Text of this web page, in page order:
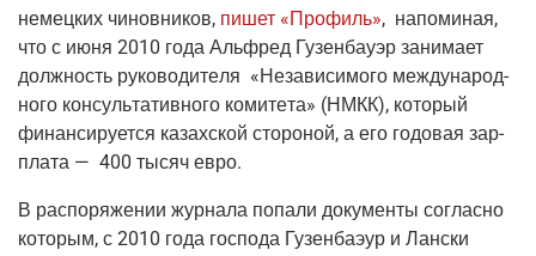
немец­ких чинов­ни­ков, пишет «Про­филь», напо­ми­ная,
что с июня 2010 года Аль­фред Гузен­бау­эр зани­ма­ет
долж­ность руко­во­ди­те­ля «Неза­ви­си­мо­го меж­ду­на­род­
но­го кон­суль­та­тив­но­го коми­те­та» (НМКК), кото­рый
финан­си­ру­ет­ся казах­ской сто­ро­ной, а его годо­вая зар­
пла­та — 400 тысяч евро.
В рас­по­ря­же­нии жур­на­ла попа­ли доку­мен­ты соглас­но
кото­рым, с 2010 года гос­по­да Гузен­ба­эур и Лан­ски